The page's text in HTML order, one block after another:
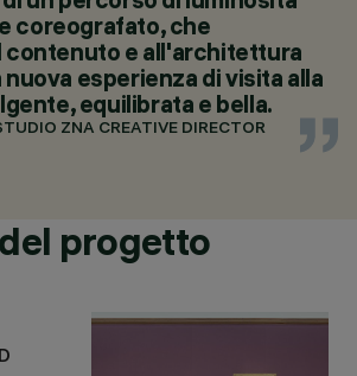
coreografato, che
contenuto e all'architettura
esperienza di visita alla
equilibrata e bella.
ZNA CREATIVE DIRECTOR
progetto